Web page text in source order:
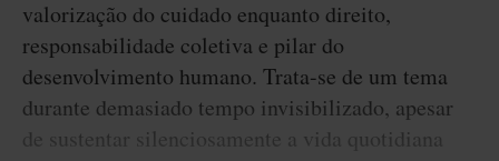
valorização do cuidado enquanto direito,
responsabilidade coletiva e pilar do
desenvolvimento humano. Trata-se de um tema
durante demasiado tempo invisibilizado, apesar
de sustentar silenciosamente a vida quotidiana